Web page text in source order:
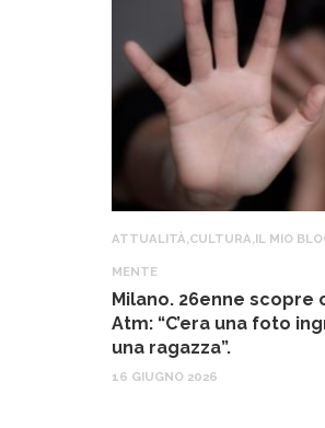
ATTUALITÀ CULTURA IL MIO
MENTE
Milano. 26enne
Atm: “C’era una foto
una ragazza”.
16 GIUGNO 2026